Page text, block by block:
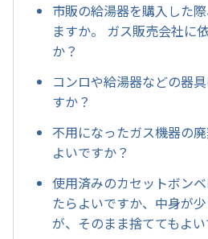
市販の給湯器を購入した
ますか。 ガス販売会社に
か？
コンロや給湯器などの器
すか？
不用になったガス機器の
よいですか？
使用済みのカセットボン
たらよいですか、中身が
が、そのまま捨ててもよい